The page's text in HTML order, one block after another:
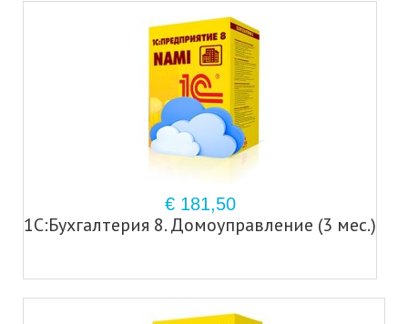
€ 181,50
1С:Бухгалтерия 8. Домоуправление (3 мес.)